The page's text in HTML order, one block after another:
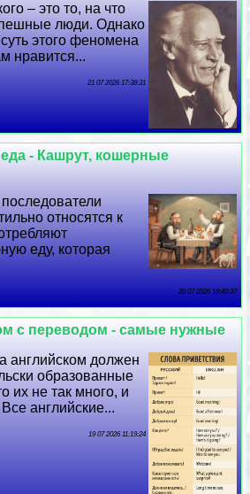
– это то, на что
люди. Однако
этого феномена
нравится...
21 07 2026 17:38:31
- Кашрут, кошерные
относятся к
еду, которая
20 07 2026 19:40:37
с переводом - самые нужные
английском должен
образованные
их не так много, и
английские...
19 07 2026 11:19:24